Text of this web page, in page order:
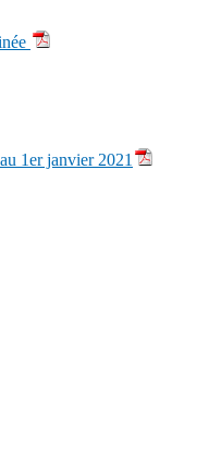
1er janvier 2021